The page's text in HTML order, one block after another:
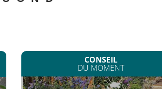
CONSEIL
DU MOMENT